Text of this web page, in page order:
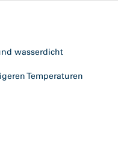
wasserdicht
Temperaturen